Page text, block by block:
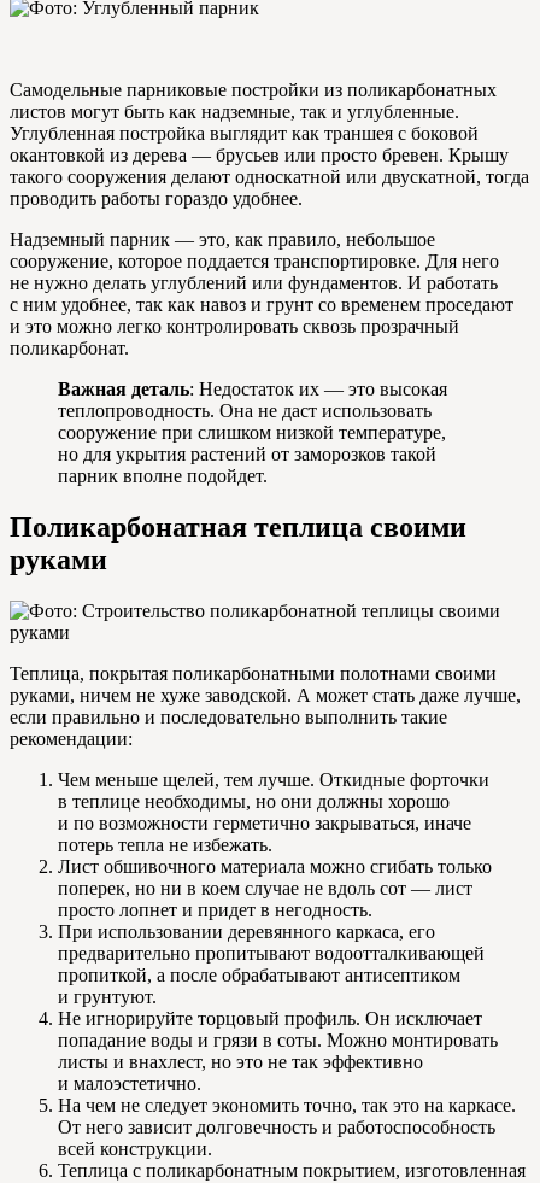
Самодельные парниковые постройки из поликарбонатных
листов могут быть как надземные, так и углубленные.
Углубленная постройка выглядит как траншея с боковой
окантовкой из дерева — брусьев или просто бревен. Крышу
такого сооружения делают односкатной или двускатной, тогда
проводить работы гораздо удобнее.
Надземный парник — это, как правило, небольшое
сооружение, которое поддается транспортировке. Для него
не нужно делать углублений или фундаментов. И работать
с ним удобнее, так как навоз и грунт со временем проседают
и это можно легко контролировать сквозь прозрачный
поликарбонат.
Важная деталь: Недостаток их — это высокая
теплопроводность. Она не даст использовать
сооружение при слишком низкой температуре,
но для укрытия растений от заморозков такой
парник вполне подойдет.
Поликарбонатная теплица своими
руками
Теплица, покрытая поликарбонатными полотнами своими
руками, ничем не хуже заводской. А может стать даже лучше,
если правильно и последовательно выполнить такие
рекомендации:
Чем меньше щелей, тем лучше. Откидные форточки
в теплице необходимы, но они должны хорошо
и по возможности герметично закрываться, иначе
потерь тепла не избежать.
Лист обшивочного материала можно сгибать только
поперек, но ни в коем случае не вдоль сот — лист
просто лопнет и придет в негодность.
При использовании деревянного каркаса, его
предварительно пропитывают водоотталкивающей
пропиткой, а после обрабатывают антисептиком
и грунтуют.
Не игнорируйте торцовый профиль. Он исключает
попадание воды и грязи в соты. Можно монтировать
листы и внахлест, но это не так эффективно
и малоэстетично.
На чем не следует экономить точно, так это на каркасе.
От него зависит долговечность и работоспособность
всей конструкции.
Теплица с поликарбонатным покрытием, изготовленная